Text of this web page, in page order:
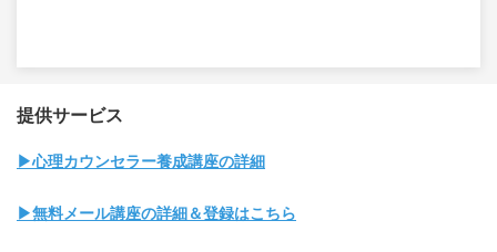
提供サービス
▶心理カウンセラー養成講座の詳細
▶無料メール講座の詳細＆登録はこちら